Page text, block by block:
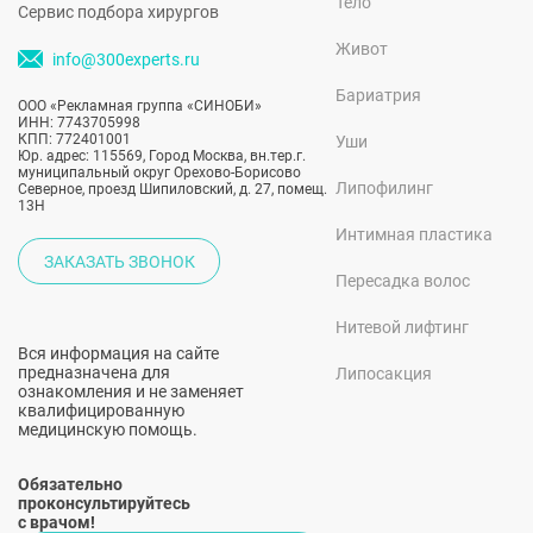
Сервис подбора хирургов
info@300experts.ru
ООО «Рекламная группа «СИНОБИ»
ИНН: 7743705998
КПП: 772401001
Юр. адрес: 115569, Город Москва, вн.тер.г.
муниципальный округ Орехово-Борисово
Северное, проезд Шипиловский, д. 27, помещ.
13Н
ЗАКАЗАТЬ ЗВОНОК
Вся информация на сайте
предназначена для
ознакомления и не заменяет
квалифицированную
медицинскую помощь.
Обязательно
проконсультируйтесь
с врачом!
Живот
Бариатрия
Уши
Липофилинг
Интимная пластика
Пересадка волос
Нитевой лифтинг
Липосакция